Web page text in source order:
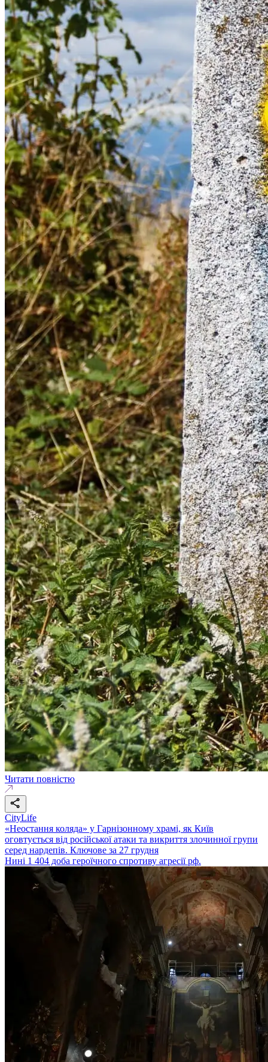
Читати повністю
CityLife
«Неостання коляда» у Гарнізонному храмі, як Київ
оговтується від російської атаки та викриття злочинної групи
серед нардепів. Ключове за 27 грудня
Нині 1 404 доба героїчного спротиву агресії рф.